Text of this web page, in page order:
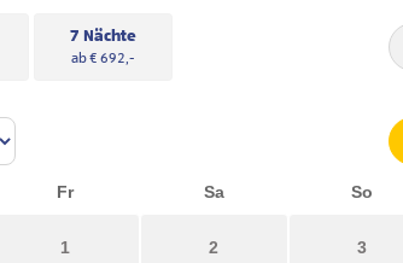
7 Nächte
ab € 692,-
Fr Sa So
1 2 3